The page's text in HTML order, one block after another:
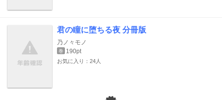
君の瞳に堕ちる夜 分冊版
乃ノ々モノ
巻 190pt
お気に入り：24人